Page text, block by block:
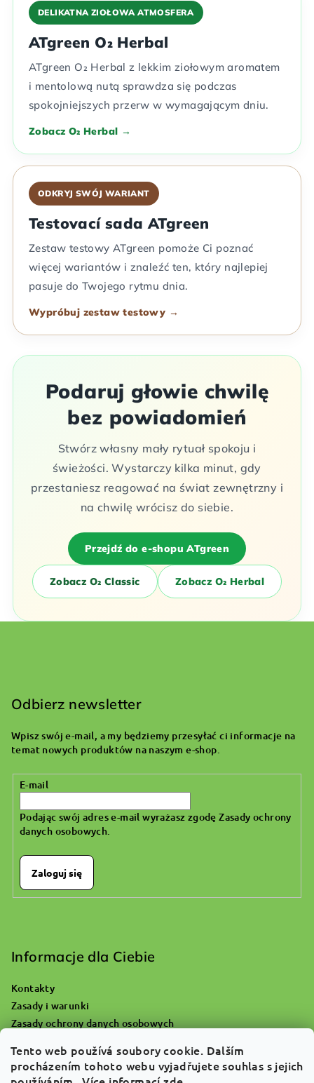
Tento web používá soubory cookie. Dalším
procházením tohoto webu vyjadřujete souhlas s jejich
DELIKATNA ZIOŁOWA ATMOSFERA
ATgreen O₂ Herbal
ATgreen O₂ Herbal z lekkim ziołowym aromatem
i mentolową nutą sprawdza się podczas
spokojniejszych przerw w wymagającym dniu.
Zobacz O₂ Herbal →
ODKRYJ SWÓJ WARIANT
Testovací sada ATgreen
Zestaw testowy ATgreen pomoże Ci poznać
więcej wariantów i znaleźć ten, który najlepiej
pasuje do Twojego rytmu dnia.
Wypróbuj zestaw testowy →
Podaruj głowie chwilę
bez powiadomień
Stwórz własny mały rytuał spokoju i
świeżości. Wystarczy kilka minut, gdy
przestaniesz reagować na świat zewnętrzny i
na chwilę wrócisz do siebie.
Przejdź do e-shopu ATgreen
Zobacz O₂ Classic Zobacz O₂ Herbal
Odbierz newsletter
Wpisz swój e-mail, a my będziemy przesyłać ci informacje na
temat nowych produktów na naszym e-shop.
E-mail
Podając swój adres e-mail wyrażasz zgodęZasady ochrony
danych osobowych
Zaloguj się
Informacje dla Ciebie
Kontakty
Zasady i warunki
Zasady ochrony danych osobowych
Reklamacje i zwrot towaru
O nas